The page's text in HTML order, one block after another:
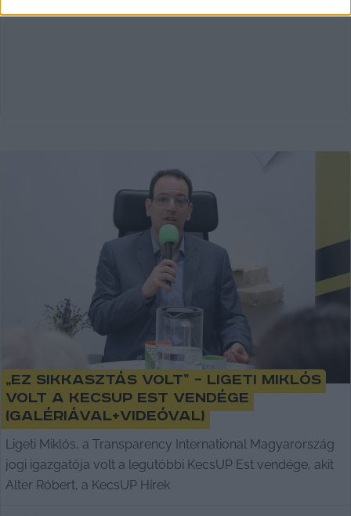
„Ez sikkasztás volt” – Ligeti Miklós
volt a KecsUP Est vendége
(galériával+videóval)
Ligeti Miklós, a Transparency International Magyarország
jogi igazgatója volt a legutóbbi KecsUP Est vendége, akit
Alter Róbert, a KecsUP Hírek